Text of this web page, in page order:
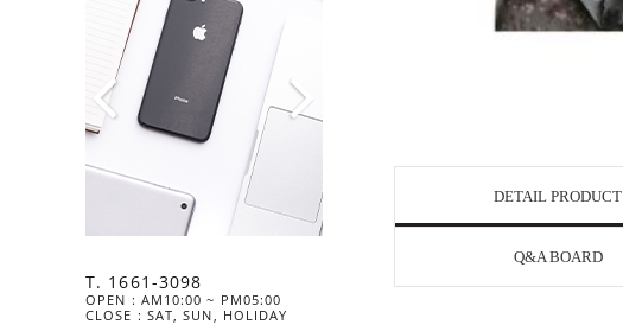
T. 1661-3098
OPEN : AM10:00 ~ PM05:00
CLOSE : SAT, SUN, HOLIDAY
DETAIL PRODUCT
Q&A BOARD